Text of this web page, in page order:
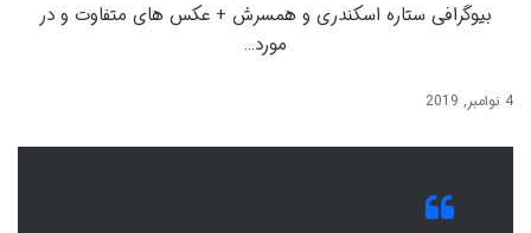
بیوگرافی ستاره اسکندری و همسرش + عکس های متفاوت و در
مورد…
4 نوامبر, 2019